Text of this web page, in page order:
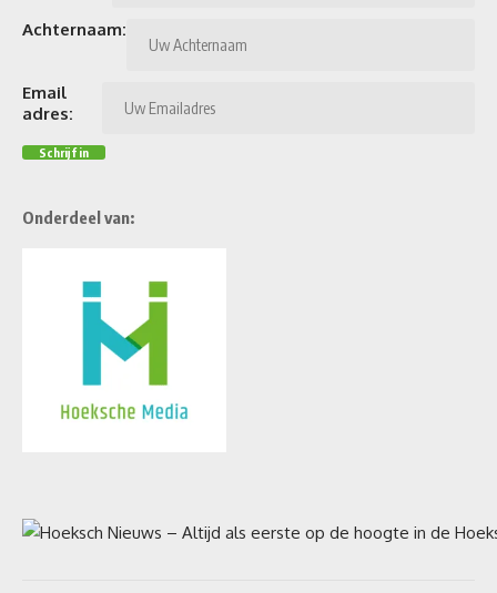
Achternaam:
Email
adres:
Onderdeel van: